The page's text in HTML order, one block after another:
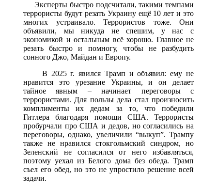
Эксперты быстро подсчитали, такими темпами
террористы будут резать Украину ещё 10 лет и это
многих устраивало. Террористов тоже. Они
объявили, мы никуда не спешим, у нас с
экономикой и остальным всё хорошо. Главное не
резать быстро и помногу, чтобы не разбудить
сонного Джо, Майдан и Европу.
В 2025 г. явился Трамп и объявил: ему не
нравится это урезание Украины, и он делает
тайное явным – начинает переговоры с
террористами. Для пользы дела стал произносить
комплименты их дедам за то, что победили
Гитлера благодаря помощи США. Террористы
пробурчали про США и дедов, но согласились на
переговоры, однако, увеличили “выкуп”. Трампу
также не нравился стокгольмский синдром, но
Зеленский не согласился от него избавляться,
поэтому уехал из Белого дома без обеда. Трамп
съел его обед, но это не упростило решение всей
задачи.